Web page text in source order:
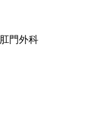
肛門外科